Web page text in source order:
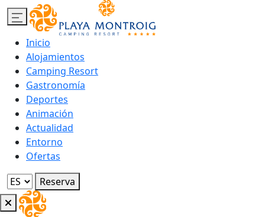
Inicio
Alojamientos
Camping Resort
Gastronomía
Deportes
Animación
Actualidad
Entorno
Ofertas
Reserva